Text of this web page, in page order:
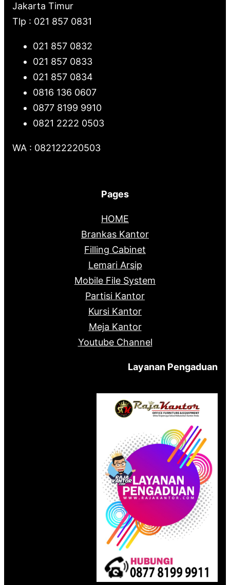
Jakarta Timur
Tlp : 021 857 0831
021 857 0832
021 857 0833
021 857 0834
0816 136 0607
0877 8199 9910
0821 2222 0503
WA : 082122220503
Pages
HOME
Brankas Kantor
Filling Cabinet
Lemari Arsip
Mobile File System
Partisi Kantor
Kursi Kantor
Meja Kantor
Youtube Channel
Layanan Pengaduan